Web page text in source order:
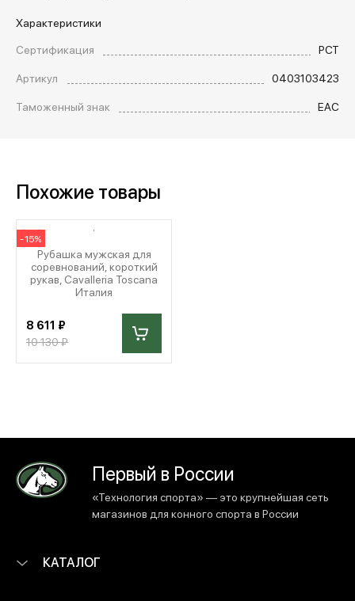
Характеристики
Сертификация
РСТ
Артикул
0403103423
Таможенный знак
EAC
Похожие товары
-15%
Рубашка мужская для
соревнований, короткий
рукав, Cavalleria Toscana
Италия
8 611 ₽
10 130 ₽
Первый в России
«Технология спорта» — это крупнейшая сеть
магазинов для конного спорта в России
КАТАЛОГ